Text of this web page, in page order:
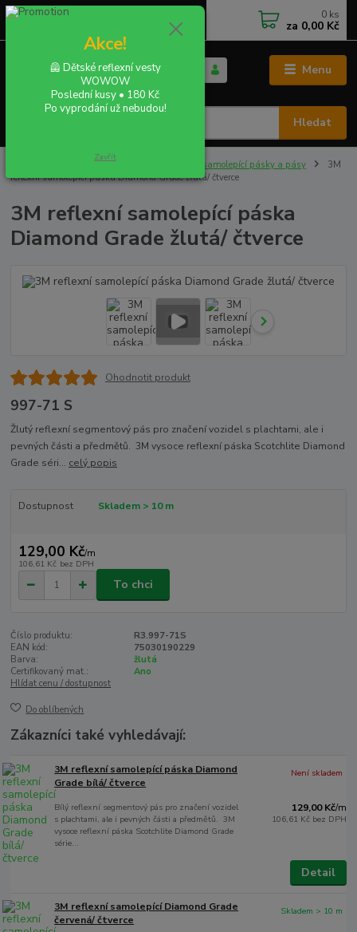
Menu
CZK
Hledat
+420 702 855 412
0 ks
za 0,00 Kč
REFLEXNÍ SAMOLEPKY Reflexní samolepící pásky a pásy
3M
reflexní samolepící páska Diamond Grade žlutá/ čtverce
3M reflexní samolepící páska
Diamond Grade žlutá/ čtverce
Ohodnotit produkt
997-71 S
Žlutý reflexní segmentový pás pro značení vozidel s plachtami, ale i
pevných části a předmětů. 3M vysoce reflexní páska Scotchlite Diamond
Grade séri... celý popis
Dostupnost Skladem > 10 m
129,00 Kč/m
106,61 Kč bez DPH
To chci
Číslo produktu:
R3.997-71S
EAN kód:
75030190229
Barva:
žlutá
Certifikovaný mat.:
Ano
Hlídat cenu / dostupnost
Do oblíbených
Zákazníci také vyhledávají:
3M reflexní samolepící páska Diamond
Grade bílá/ čtverce
Bílý reflexní segmentový pás pro značení vozidel
s plachtami, ale i pevných části a předmětů. 3M
vysoce reflexní páska Scotchlite Diamond Grade
série...
129,00 Kč/m
106,61 Kč bez DPH
Není skladem
Detail
3M reflexní samolepící Diamond Grade
červená/ čtverce
Skladem > 10 m
Akce!
🦺 Dětské reflexní vesty
WOWOW
Poslední kusy • 180 Kč
Po vyprodání už nebudou!
Zavřít